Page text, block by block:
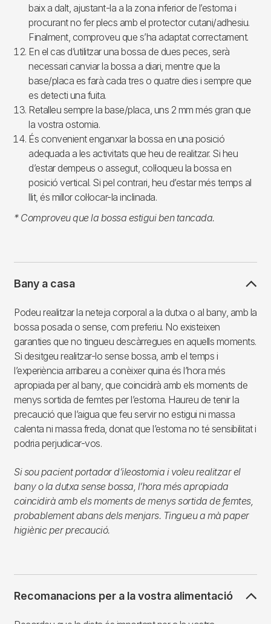
baix a dalt, ajustant-la a la zona inferior de l’estoma i
procurant no fer plecs amb el protector cutani/adhesiu.
Finalment, comproveu que s’ha adaptat correctament.
En el cas d’utilitzar una bossa de dues peces, serà
necessari canviar la bossa a diari, mentre que la
base/placa es farà cada tres o quatre dies i sempre que
es detecti una fuita.
Retalleu sempre la base/placa, uns 2 mm més gran que
la vostra ostomia.
És convenient enganxar la bossa en una posició
adequada a les activitats que heu de realitzar. Si heu
d’estar dempeus o assegut, col·loqueu la bossa en
posició vertical. Si pel contrari, heu d’estar més temps al
llit, és millor col·locar-la inclinada.
* Comproveu que la bossa estigui ben tancada.
Bany a casa
Podeu realitzar la neteja corporal a la dutxa o al bany, amb la
bossa posada o sense, com preferiu. No existeixen
garanties que no tingueu descàrregues en aquells moments.
Si desitgeu realitzar-lo sense bossa, amb el temps i
l’experiència arribareu a conèixer quina és l’hora més
apropiada per al bany, que coincidirà amb els moments de
menys sortida de femtes per l’estoma. Haureu de tenir la
precaució que l’aigua que feu servir no estigui ni massa
calenta ni massa freda, donat que l’estoma no té sensibilitat i
podria perjudicar-vos.
Si sou pacient portador d’ileostomia i voleu realitzar el
bany o la dutxa sense bossa, l’hora més apropiada
coincidirà amb els moments de menys sortida de femtes,
probablement abans dels menjars. Tingueu a mà paper
higiènic per precaució.
Recomanacions per a la vostra alimentació